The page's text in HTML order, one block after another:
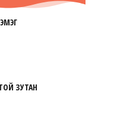
ЗУТАН